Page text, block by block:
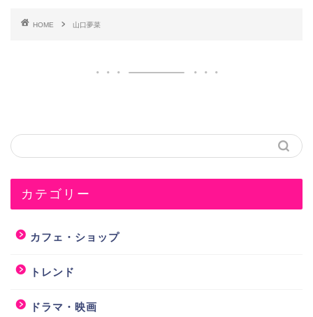
HOME 山口夢菜
カテゴリー
カフェ・ショップ
トレンド
ドラマ・映画